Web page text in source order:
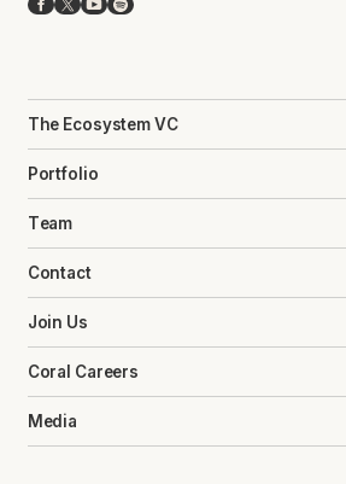
Facebook
X YouTube
Spotify
The Ecosystem VC
Portfolio
Team
Contact
Join Us
Coral Careers
Media